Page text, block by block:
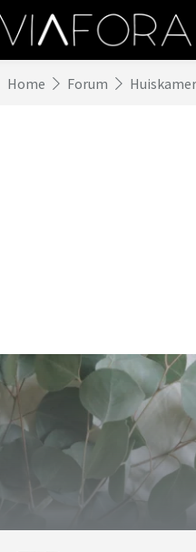
Home Forum Huiskamer